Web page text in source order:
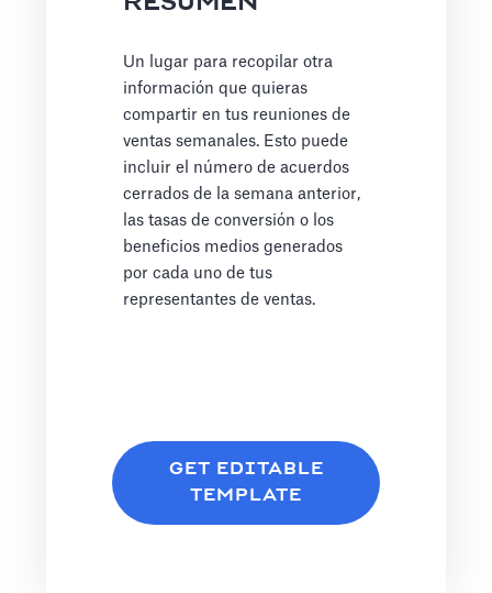
Un lugar para recopilar otra
información que quieras
compartir en tus reuniones de
ventas semanales. Esto puede
incluir el número de acuerdos
cerrados de la semana anterior,
las tasas de conversión o los
beneficios medios generados
por cada uno de tus
representantes de ventas.
GET EDITABLE
TEMPLATE